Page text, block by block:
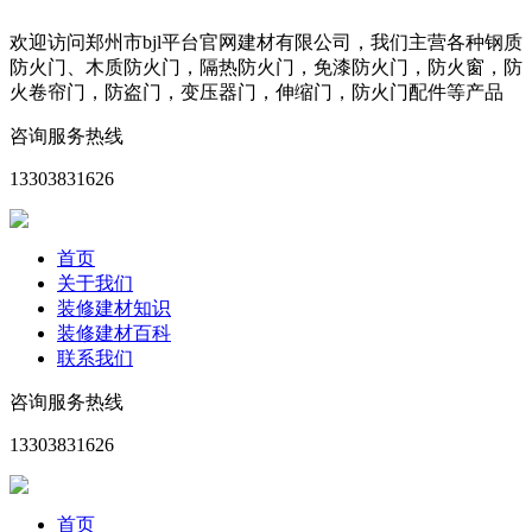
欢迎访问郑州市bjl平台官网建材有限公司，我们主营各种钢质
防火门、木质防火门，隔热防火门，免漆防火门，防火窗，防
火卷帘门，防盗门，变压器门，伸缩门，防火门配件等产品
咨询服务热线
13303831626
首页
关于我们
装修建材知识
装修建材百科
联系我们
咨询服务热线
13303831626
首页